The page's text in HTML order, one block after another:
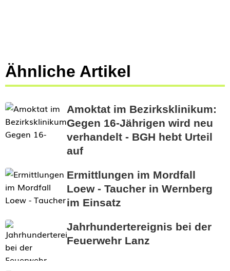
Ähnliche Artikel
Amoktat im Bezirksklinikum:
Gegen 16-Jährigen wird neu
verhandelt - BGH hebt Urteil
auf
Ermittlungen im Mordfall
Loew - Taucher in Wernberg
im Einsatz
Jahrhundertereignis bei der
Feuerwehr Lanz